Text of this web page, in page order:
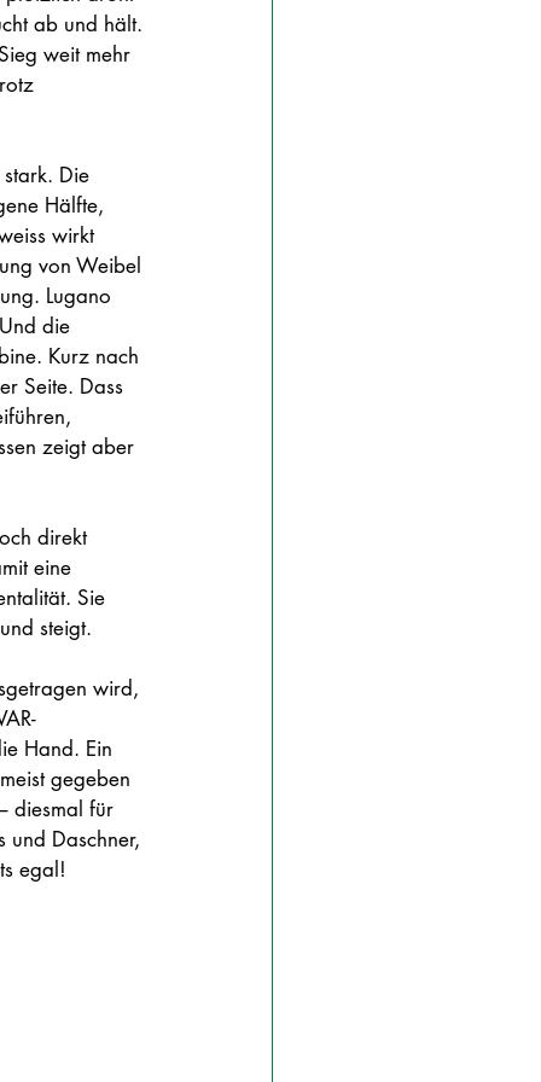
ab und hält.
weit mehr
Die
Hälfte,
wirkt
von Weibel
Lugano
die
Kurz nach
Seite. Dass
zeigt aber
direkt
eine
Sie
steigt.
wird,
Hand. Ein
gegeben
diesmal für
und Daschner,
egal!